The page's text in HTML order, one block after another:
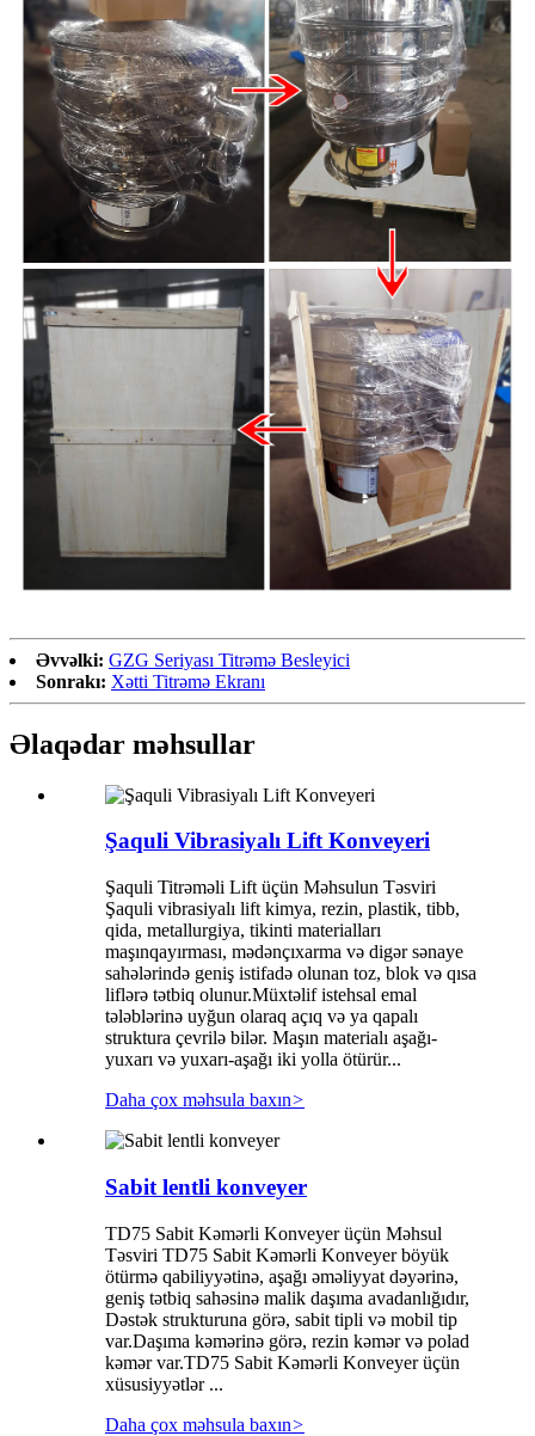
Əvvəlki: GZG Seriyası Titrəmə Besleyici
Sonrakı: Xətti Titrəmə Ekranı
Əlaqədar məhsullar
Şaquli Vibrasiyalı Lift Konveyeri
Şaquli Titrəməli Lift üçün Məhsulun Təsviri
Şaquli vibrasiyalı lift kimya, rezin, plastik, tibb,
qida, metallurgiya, tikinti materialları
maşınqayırması, mədənçıxarma və digər sənaye
sahələrində geniş istifadə olunan toz, blok və qısa
liflərə tətbiq olunur.Müxtəlif istehsal emal
tələblərinə uyğun olaraq açıq və ya qapalı
struktura çevrilə bilər. Maşın materialı aşağı-
yuxarı və yuxarı-aşağı iki yolla ötürür...
Daha çox məhsula baxın>
Sabit lentli konveyer
TD75 Sabit Kəmərli Konveyer üçün Məhsul
Təsviri TD75 Sabit Kəmərli Konveyer böyük
ötürmə qabiliyyətinə, aşağı əməliyyat dəyərinə,
geniş tətbiq sahəsinə malik daşıma avadanlığıdır,
Dəstək strukturuna görə, sabit tipli və mobil tip
var.Daşıma kəmərinə görə, rezin kəmər və polad
kəmər var.TD75 Sabit Kəmərli Konveyer üçün
xüsusiyyətlər ...
Daha çox məhsula baxın>